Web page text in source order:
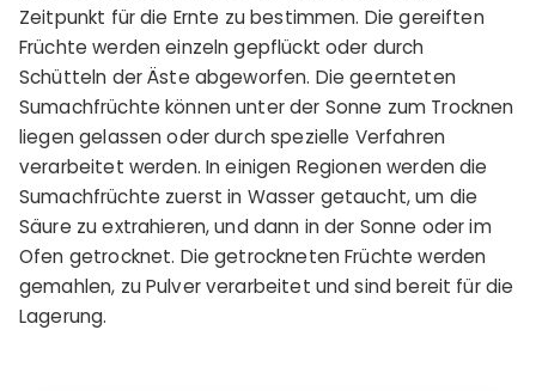
Zeitpunkt für die Ernte zu bestimmen. Die gereiften
Früchte werden einzeln gepflückt oder durch
Schütteln der Äste abgeworfen. Die geernteten
Sumachfrüchte können unter der Sonne zum Trocknen
liegen gelassen oder durch spezielle Verfahren
verarbeitet werden. In einigen Regionen werden die
Sumachfrüchte zuerst in Wasser getaucht, um die
Säure zu extrahieren, und dann in der Sonne oder im
Ofen getrocknet. Die getrockneten Früchte werden
gemahlen, zu Pulver verarbeitet und sind bereit für die
Lagerung.